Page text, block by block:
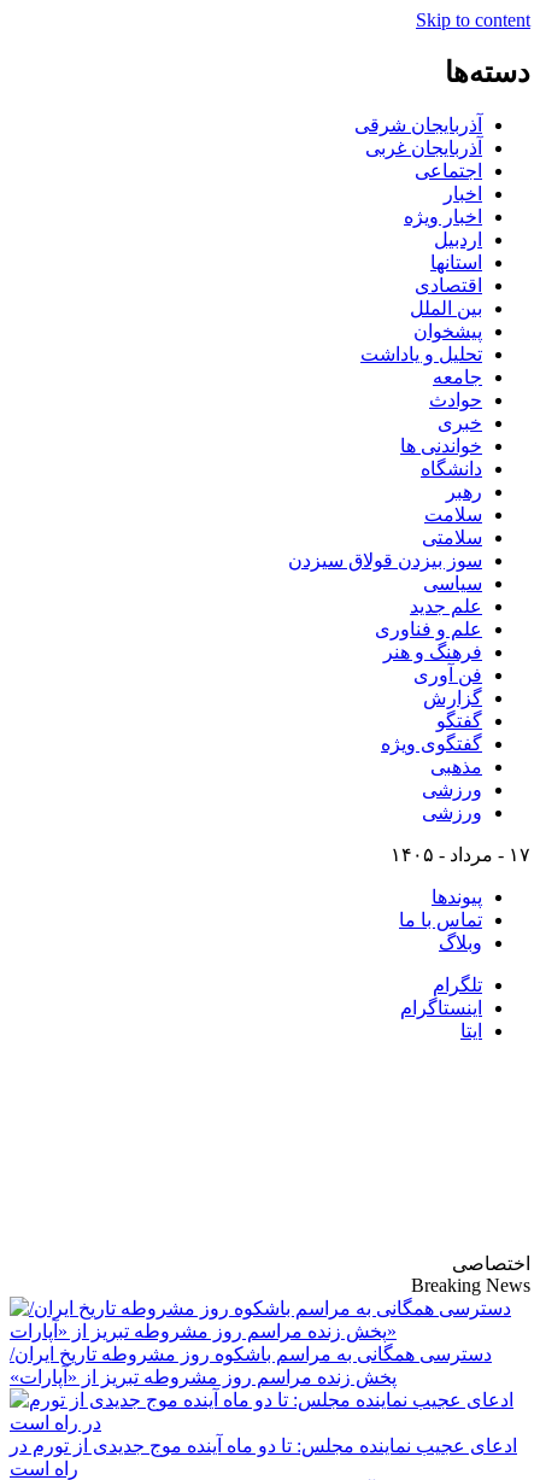
Skip to content
دسته‌ها
آذربایجان شرقی
آذربایجان غربی
اجتماعی
اخبار
اخبار ویژه
اردبیل
استانها
اقتصادی
بین الملل
پیشخوان
تحلیل و یاداشت
جامعه
حوادث
خبری
خواندنی ها
دانشگاه
رهبر
سلامت
سلامتی
سوز بیزدن قولاق سیزدن
سیاسی
علم جدید
علم و فناوری
فرهنگ و هنر
فن آوری
گزارش
گفتگو
گفتگوی ویژه
مذهبی
ورزشی
ورزشی
۱۷ - مرداد - ۱۴۰۵
پیوندها
تماس با ما
وبلاگ
تلگرام
اینستاگرام
ایتا
اختصاصی
Breaking News
دسترسی همگانی به مراسم باشکوه روز مشروطه تاریخ ایران/
پخش زنده مراسم روز مشروطه تبریز از «آپارات»
ادعای عجیب نماینده مجلس: تا دو ماه آینده موج جدیدی از تورم در
راه است